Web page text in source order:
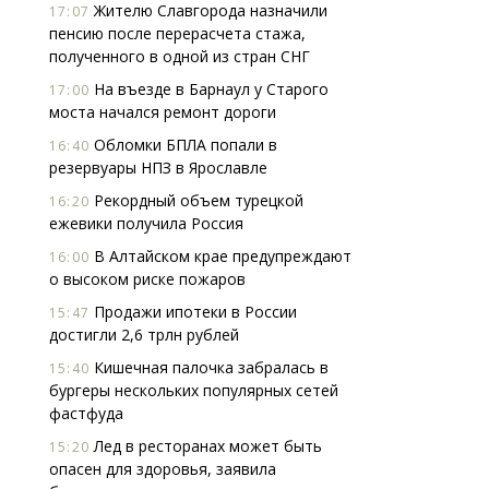
17:07 Жителю Славгорода назначили
пенсию после перерасчета стажа,
полученного в одной из стран СНГ
17:00 На въезде в Барнаул у Старого
моста начался ремонт дороги
16:40 Обломки БПЛА попали в
резервуары НПЗ в Ярославле
16:20 Рекордный объем турецкой
ежевики получила Россия
16:00 В Алтайском крае предупреждают
о высоком риске пожаров
15:47 Продажи ипотеки в России
достигли 2,6 трлн рублей
15:40 Кишечная палочка забралась в
бургеры нескольких популярных сетей
фастфуда
15:20 Лед в ресторанах может быть
опасен для здоровья, заявила